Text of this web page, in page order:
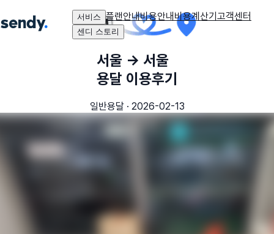
서비스 플랜안내비용안내비용계산기고객센터
센디 스토리
서울 → 서울
용달 이용후기
일반용달· 2026-02-13